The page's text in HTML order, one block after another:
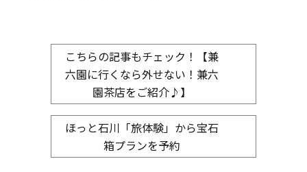
こちらの記事もチェック！【兼
六園に行くなら外せない！兼六
園茶店をご紹介♪】
ほっと石川「旅体験」から宝石
箱プランを予約